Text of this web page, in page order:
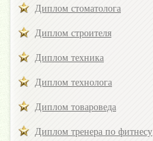
Диплом стоматолога
Диплом строителя
Диплом техника
Диплом технолога
Диплом товароведа
Диплом тренера по фитнесу